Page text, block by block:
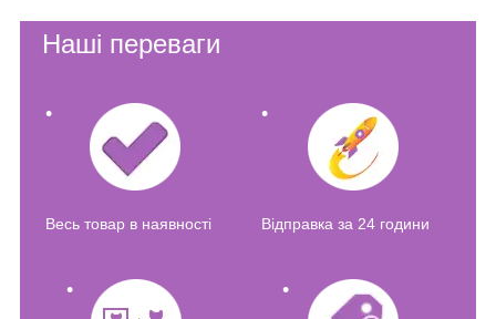
Наші переваги
Весь товар в наявності Відправка за 24 години